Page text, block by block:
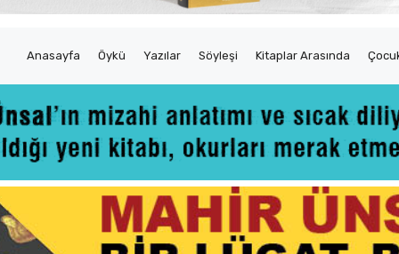
Anasayfa Öykü Yazılar Söyleşi Kitaplar Arasında